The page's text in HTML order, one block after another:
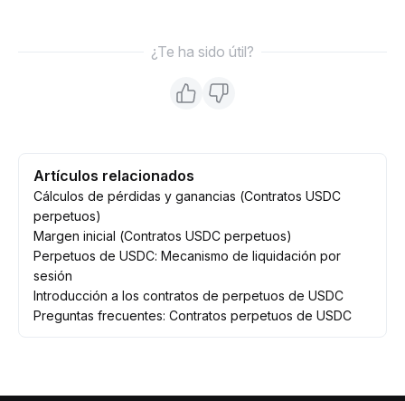
¿Te ha sido útil?
Artículos relacionados
Cálculos de pérdidas y ganancias (Contratos USDC
perpetuos)
Margen inicial (Contratos USDC perpetuos)
Perpetuos de USDC: Mecanismo de liquidación por
sesión
Introducción a los contratos de perpetuos de USDC
Preguntas frecuentes: Contratos perpetuos de USDC